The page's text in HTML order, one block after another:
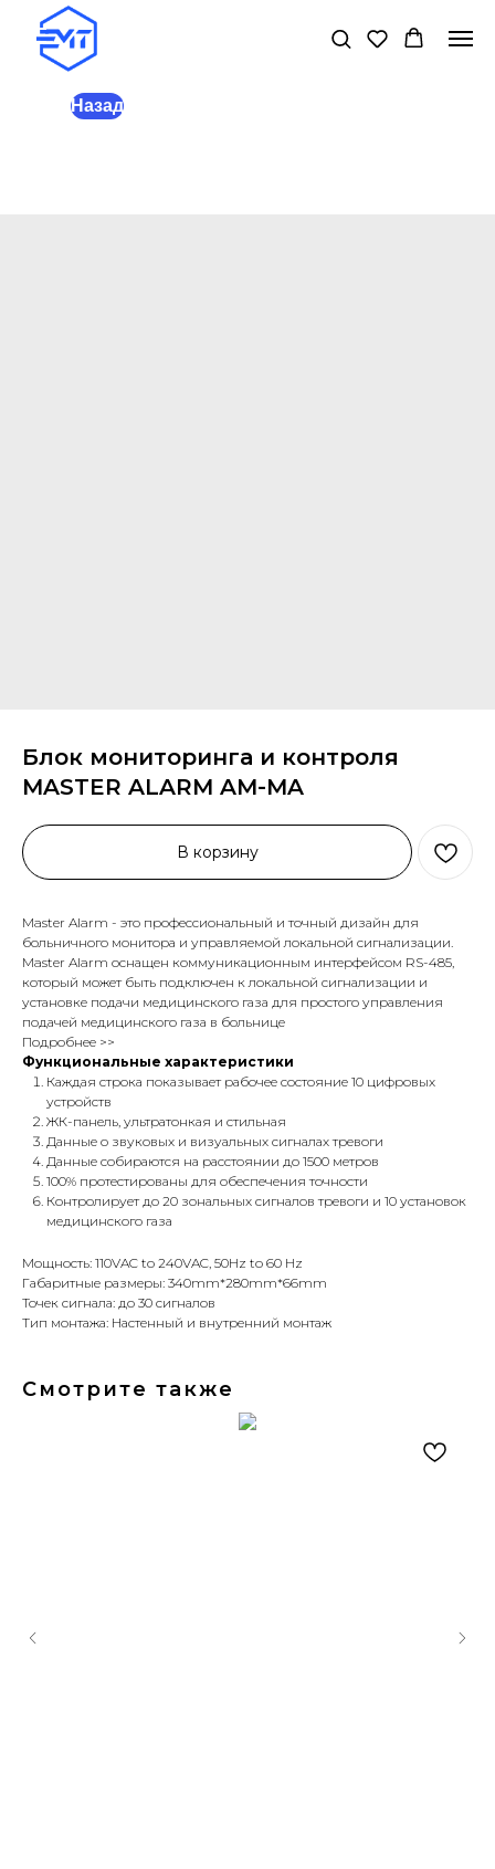
Назад
Блок мониторинга и контроля
MASTER ALARM AM-MA
В корзину
Master Alarm - это профессиональный и точный дизайн для
больничного монитора и управляемой локальной сигнализации.
Master Alarm оснащен коммуникационным интерфейсом RS-485,
который может быть подключен к локальной сигнализации и
установке подачи медицинского газа для простого управления
подачей медицинского газа в больнице
Подробнее >>
Функциональные характеристики
Каждая строка показывает рабочее состояние 10 цифровых
устройств
ЖК-панель, ультратонкая и стильная
Данные о звуковых и визуальных сигналах тревоги
Данные собираются на расстоянии до 1500 метров
100% протестированы для обеспечения точности
Контролирует до 20 зональных сигналов тревоги и 10 установок
медицинского газа
Мощность: 110VAC to 240VAC, 50Hz to 60 Hz
Габаритные размеры: 340mm*280mm*66mm
Точек сигнала: до 30 сигналов
Тип монтажа: Настенный и внутренний монтаж
Смотрите также